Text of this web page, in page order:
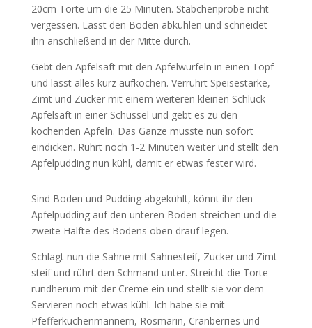
20cm Torte um die 25 Minuten. Stäbchenprobe nicht
vergessen. Lasst den Boden abkühlen und schneidet
ihn anschließend in der Mitte durch.
Gebt den Apfelsaft mit den Apfelwürfeln in einen Topf
und lasst alles kurz aufkochen. Verrührt Speisestärke,
Zimt und Zucker mit einem weiteren kleinen Schluck
Apfelsaft in einer Schüssel und gebt es zu den
kochenden Äpfeln. Das Ganze müsste nun sofort
eindicken. Rührt noch 1-2 Minuten weiter und stellt den
Apfelpudding nun kühl, damit er etwas fester wird.
Sind Boden und Pudding abgekühlt, könnt ihr den
Apfelpudding auf den unteren Boden streichen und die
zweite Hälfte des Bodens oben drauf legen.
Schlagt nun die Sahne mit Sahnesteif, Zucker und Zimt
steif und rührt den Schmand unter. Streicht die Torte
rundherum mit der Creme ein und stellt sie vor dem
Servieren noch etwas kühl. Ich habe sie mit
Pfefferkuchenmännern, Rosmarin, Cranberries und